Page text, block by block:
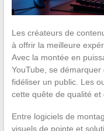
Les créateurs de
à offrir la meilleure
Avec la montée en
YouTube, se
fidéliser un public. Les
cette quête de qualité et
Entre logiciels de
visuels de pointe et